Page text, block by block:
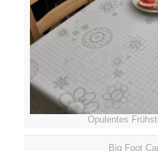
Opulentes
Big Foot